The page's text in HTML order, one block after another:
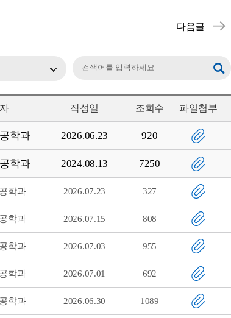
작성일 조회수 파일첨부
학과 2026.06.23 920
학과 2024.08.13 7250
학과 2026.07.23 327
학과 2026.07.15 808
학과 2026.07.03 955
학과 2026.07.01 692
학과 2026.06.30 1089